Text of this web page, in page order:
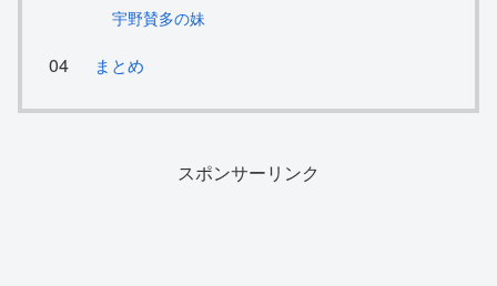
宇野賛多の妹
まとめ
スポンサーリンク